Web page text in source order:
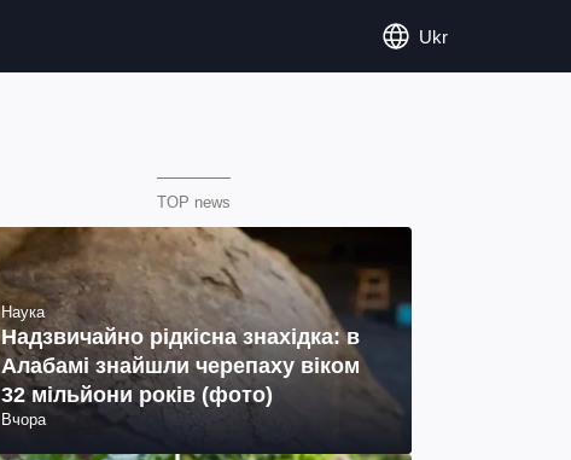
Ukr
TOP news
Наука
Надзвичайно рідкісна знахідка: в
Алабамі знайшли черепаху віком
32 мільйони років (фото)
Вчора